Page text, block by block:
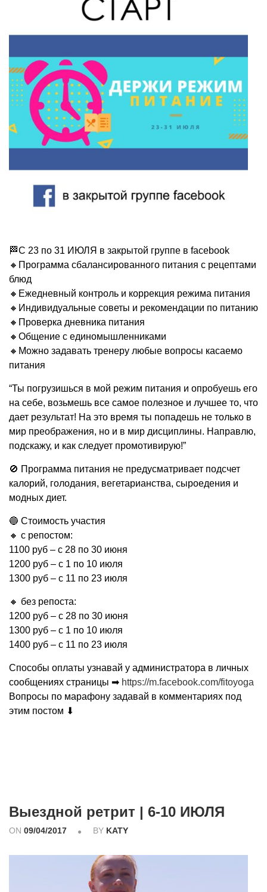
🏁С 23 по 31 ИЮЛЯ в закрытой группе в facebook
🔸 Программа сбалансированного питания с рецептами
блюд
🔸 Ежедневный контроль и коррекция режима питания
🔸 Индивидуальные советы и рекомендации по питанию
🔸 Проверка дневника питания
🔸 Общение с единомышленниками
🔸 Можно задавать тренеру любые вопросы касаемо
питания
“Ты погрузишься в мой режим питания и опробуешь его
на себе, возьмешь все самое полезное и лучшее то, что
дает результат! На это время ты попадешь не только в
мир преображения, но и в мир дисциплины. Направлю,
подскажу, и как следует промотивирую!”
🚫 Программа питания не предусматривает подсчет
калорий, голодания, вегетарианства, сыроедения и
модных диет.
🔵 Стоимость участия
🔸 с репостом:
1100 руб – с 28 по 30 июня
1200 руб – c 1 по 10 июля
1300 руб – c 11 по 23 июля
🔸 без репоста:
1200 руб – с 28 по 30 июня
1300 руб – c 1 по 10 июля
1400 руб – c 11 по 23 июля
Способы оплаты узнавай у администратора в личных
сообщениях страницы ➡ https://m.facebook.com/fitoyoga
Вопросы по марафону задавай в комментариях под
этим постом ⬇
Выездной ретрит | 6-10 ИЮЛЯ
ON 09/04/2017 BY KATY